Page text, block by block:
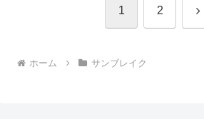
1 2 次
ホーム サンブレイク